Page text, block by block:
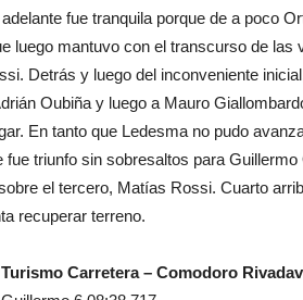
fue tranquila porque de a poco
luego mantuvo con el transcurso de
Detrás y luego del inconveniente
Oubiña y luego a Mauro
En tanto que Ledesma no pudo
fue triunfo sin sobresaltos para
el tercero, Matías Rossi. Cuarto
recuperar terreno.
Carretera – Comodoro